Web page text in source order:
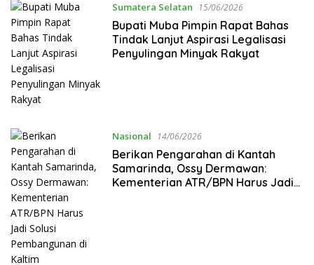
Sumatera Selatan 15/06/2026
Bupati Muba Pimpin Rapat Bahas
Tindak Lanjut Aspirasi Legalisasi
Penyulingan Minyak Rakyat
Nasional 14/06/2026
Berikan Pengarahan di Kantah
Samarinda, Ossy Dermawan:
Kementerian ATR/BPN Harus Jadi